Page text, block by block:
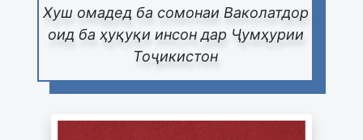
Хуш омадед ба сомонаи Ваколатдор
оид ба ҳуқуқи инсон дар Ҷумҳурии
Тоҷикистон